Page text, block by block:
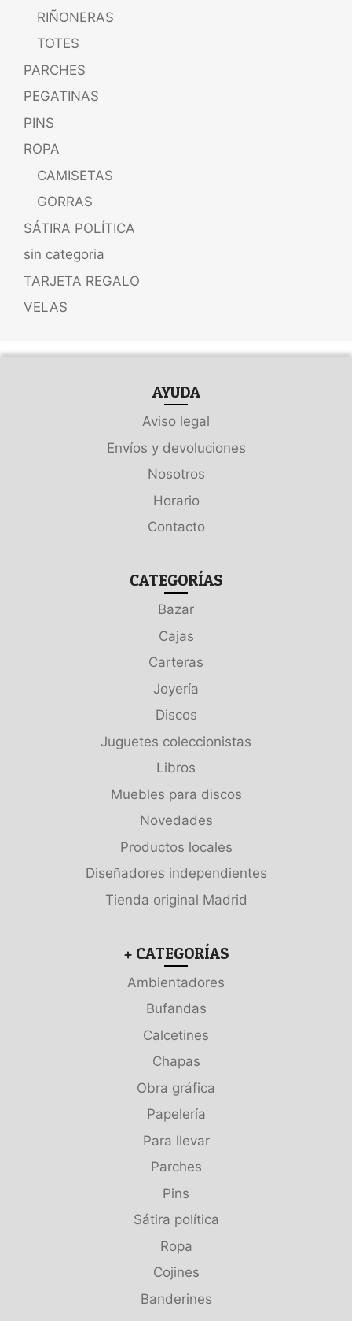
RIÑONERAS
TOTES
PARCHES
PEGATINAS
PINS
ROPA
CAMISETAS
GORRAS
SÁTIRA POLÍTICA
sin categoria
TARJETA REGALO
VELAS
AYUDA
Aviso legal
Envíos y devoluciones
Nosotros
Horario
Contacto
CATEGORÍAS
Bazar
Cajas
Carteras
Joyería
Discos
Juguetes coleccionistas
Libros
Muebles para discos
Novedades
Productos locales
Diseñadores independientes
Tienda original Madrid
+ CATEGORÍAS
Ambientadores
Bufandas
Calcetines
Chapas
Obra gráfica
Papelería
Para llevar
Parches
Pins
Sátira política
Ropa
Cojines
Banderines